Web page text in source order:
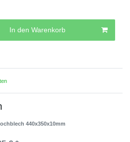
In den Warenkorb
440x350x10mm